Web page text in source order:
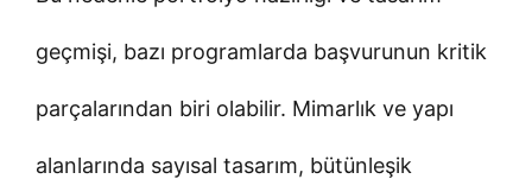
geçmişi, bazı programlarda başvurunun kritik
parçalarından biri olabilir. Mimarlık ve yapı
alanlarında sayısal tasarım, bütünleşik